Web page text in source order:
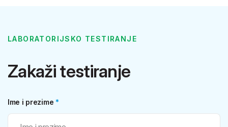
LABORATORIJSKO TESTIRANJE
Zakaži testiranje
Ime i prezime*